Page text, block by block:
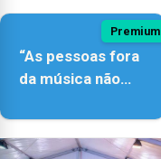
Premium
“As pessoas fora
da música não
quão difícil é
produzir uma